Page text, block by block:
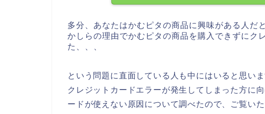
多分、あなたはかむピタの商品に興味がある人だ
かしらの理由でかむピタの商品を購入できずにク
た、、、
という問題に直面している人も中にはいると思い
クレジットカードエラーが発生してしまった方に
ードが使えない原因について調べたので、ご覧いた